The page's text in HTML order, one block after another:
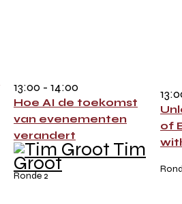
13:00 - 14:00
Hoe AI de toekomst
van evenementen
verandert
Tim
Groot
Ronde 2
of